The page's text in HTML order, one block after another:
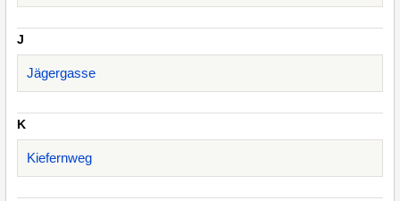
J
Jägergasse
K
Kiefernweg